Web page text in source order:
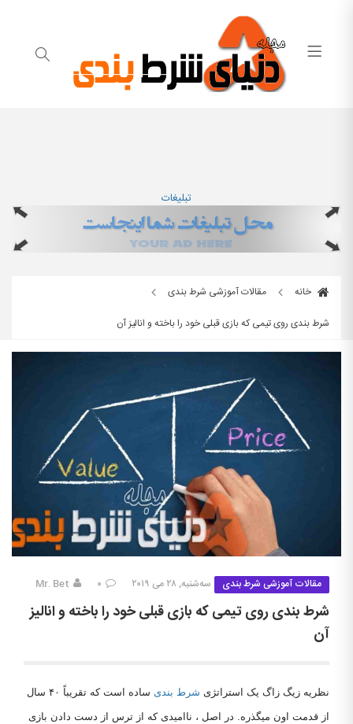
تبلیغات
خانه
مقالات آموزشی شرط بندی
شرط بندی روی تیمی که بازی قبلی خود را باخته و انالیز آن
مقالات آموزشی شرط بندی سه‌شنبه, ۲۸ می ۲۰۱۹ ۰ Mr. Bet
شرط بندی روی تیمی که بازی قبلی خود را باخته و انالیز
آن
نظریه زیگ زاگ یک استراتژی شرط بندی ساده است که تقریباً ۴۰ سال
از قدمت اون میگذره. در اصل ، ناامیدی که از ترس از دست دادن بازی